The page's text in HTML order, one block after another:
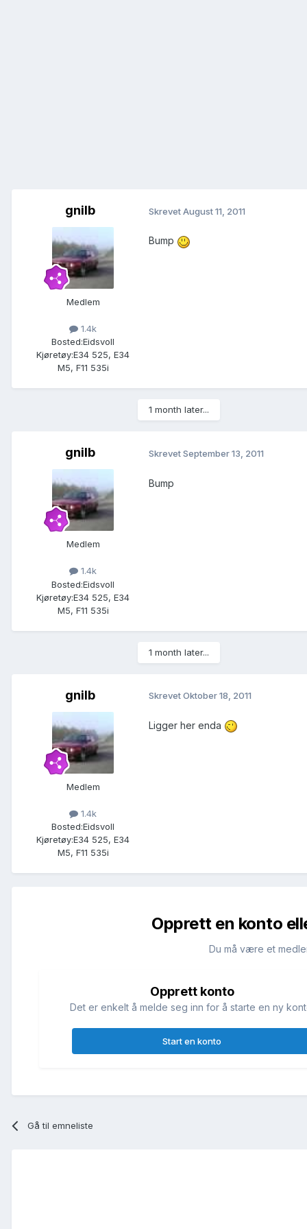
gnilb
Medlem
1.4k
Bosted:Eidsvoll
Kjøretøy:E34 525, E34
M5, F11 535i
SkrevetAugust 11, 2011
Bump
1 month later...
gnilb
Medlem
1.4k
Bosted:Eidsvoll
Kjøretøy:E34 525, E34
M5, F11 535i
SkrevetSeptember 13, 2011
Bump
1 month later...
gnilb
Medlem
1.4k
Bosted:Eidsvoll
Kjøretøy:E34 525, E34
M5, F11 535i
SkrevetOktober 18, 2011
Ligger her enda
Opprett en konto
Du må være et
Opprett konto
Det er enkelt å melde seg inn for å starte en ny
Start en konto
Gå til emneliste